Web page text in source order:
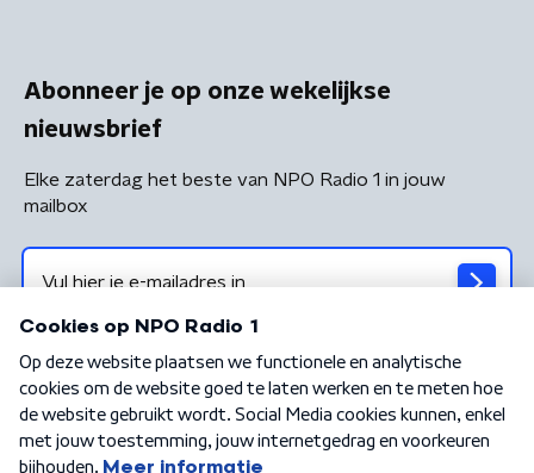
Abonneer je op onze wekelijkse
nieuwsbrief
Elke zaterdag het beste van NPO Radio 1 in jouw
mailbox
Algemene voorwaarden Privacybeleid